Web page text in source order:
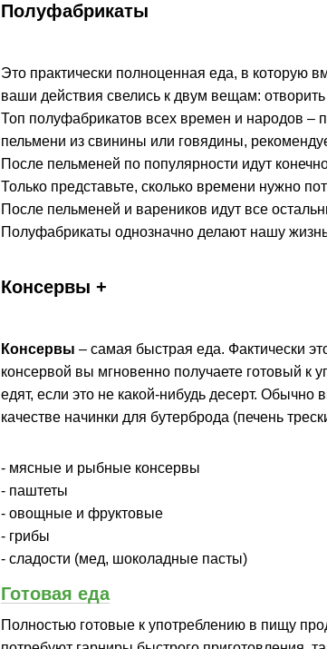
Полуфабрикаты
Это практически полноценная еда, в которую
ваши действия свелись к двум вещам:
Топ полуфабрикатов всех времен и народов –
пельмени из свинины или говядины,
После пельменей по популярности идут
Только представьте, сколько времени нужно
После пельменей и вареников идут все
Полуфабрикаты однозначно делают нашу
Консервы +
Консервы – самая быстрая еда. Фактически
консервой вы мгновенно получаете готовый к
едят, если это не какой-нибудь десерт.
качестве начинки для бутерброда (печень
- мясные и рыбные консервы
- паштеты
- овощные и фруктовые
- грибы
- сладости (мед, шоколадные пасты)
Готовая еда
Полностью готовые к употреблению в пищу